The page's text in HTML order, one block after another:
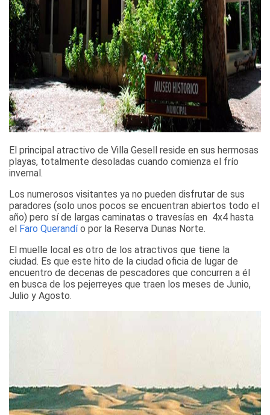
El principal atractivo de Villa Gesell reside en sus hermosas
playas, totalmente desoladas cuando comienza el frío
invernal.
Los numerosos visitantes ya no pueden disfrutar de sus
paradores (solo unos pocos se encuentran abiertos todo el
año) pero sí de largas caminatas o travesías en 4x4 hasta
el Faro Querandío por la Reserva Dunas Norte.
El muelle local es otro de los atractivos que tiene la
ciudad. Es que este hito de la ciudad oficia de lugar de
encuentro de decenas de pescadores que concurren a él
en busca de los pejerreyes que traen los meses de Junio,
Julio y Agosto.